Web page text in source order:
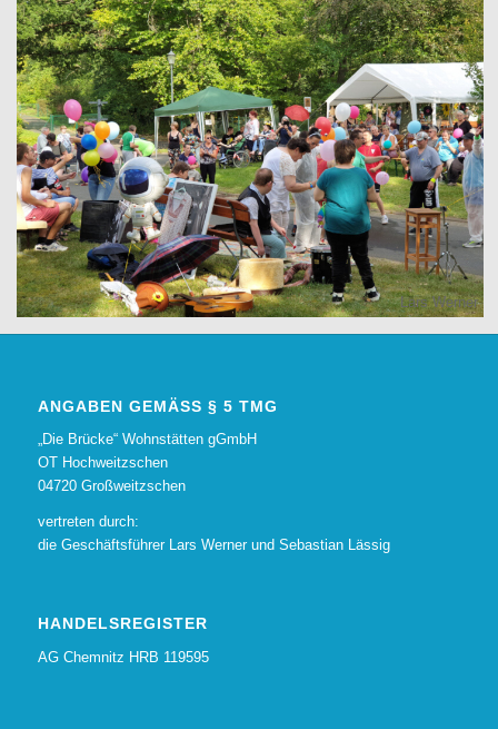
Lars Werner
ANGABEN GEMÄSS § 5 TMG
„Die Brücke“ Wohnstätten gGmbH
OT Hochweitzschen
04720 Großweitzschen
vertreten durch:
die Geschäftsführer Lars Werner und Sebastian Lässig
HANDELSREGISTER
AG Chemnitz HRB 119595